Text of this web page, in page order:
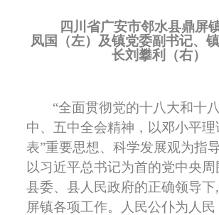
四川省广安市邻水县鼎屏
凤国（左）及镇党委副书记、
长刘攀利（右）
“全面贯彻党的十八大和十
中、五中全会精神，以邓小平理
表”重要思想、科学发展观为指
以习近平总书记为首的党中央
县委、县人民政府的正确领导下,
屏镇各项工作。人民公仆为人